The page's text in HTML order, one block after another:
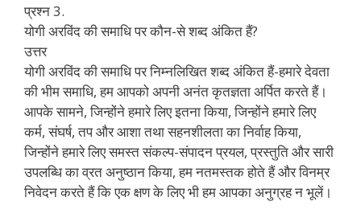
प्रश्न 3.
योगी अरविंद की समाधि पर कौन-से शब्द अंकित हैं?
उत्तर
योगी अरविंद की समाधि पर निम्नलिखित शब्द अंकित हैं-हमारे देवता
की भीम समाधि, हम आपको अपनी अनंत कृतज्ञता अर्पित करते हैं।
आपके सामने, जिन्होंने हमारे लिए इतना किया, जिन्होंने हमारे लिए
कर्म, संघर्ष, तप और आशा तथा सहनशीलता का निर्वाह किया,
जिन्होंने हमारे लिए समस्त संकल्प-संपादन प्रयल, प्रस्तुति और सारी
उपलब्धि का व्रत अनुष्ठान किया, हम नतमस्तक होते हैं और विनम्र
निवेदन करते हैं कि एक क्षण के लिए भी हम आपका अनुग्रह न भूलें।